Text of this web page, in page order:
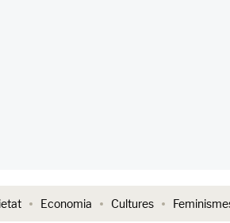
Economia Cultures